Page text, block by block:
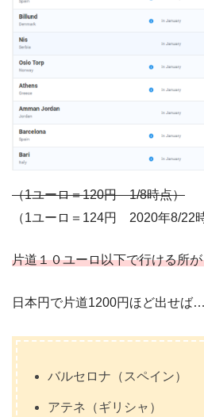
（1ユーロ＝120円 1/8時点）
（1ユーロ＝124円 2020年8/22
片道１０ユーロ以下で行ける所
日本円で片道1200円ほど出せば…
バルセロナ（スペイン）
アテネ（ギリシャ）